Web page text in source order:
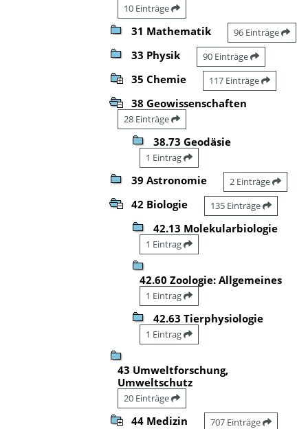
10 Einträge
31 Mathematik 96 Einträge
33 Physik 90 Einträge
35 Chemie 117 Einträge
38 Geowissenschaften
28 Einträge
38.73 Geodäsie
1 Eintrag
39 Astronomie 2 Einträge
42 Biologie 135 Einträge
42.13 Molekularbiologie
1 Eintrag
42.60 Zoologie: Allgemeines
1 Eintrag
42.63 Tierphysiologie
1 Eintrag
43 Umweltforschung,
Umweltschutz
20 Einträge
44 Medizin 707 Einträge